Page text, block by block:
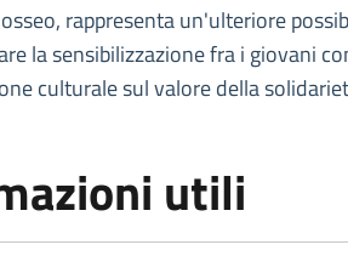
rappresenta un'ulteriore
la sensibilizzazione fra i giovani
culturale sul valore della
utili